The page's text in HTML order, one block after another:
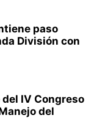
paso
División con
IV Congreso
del